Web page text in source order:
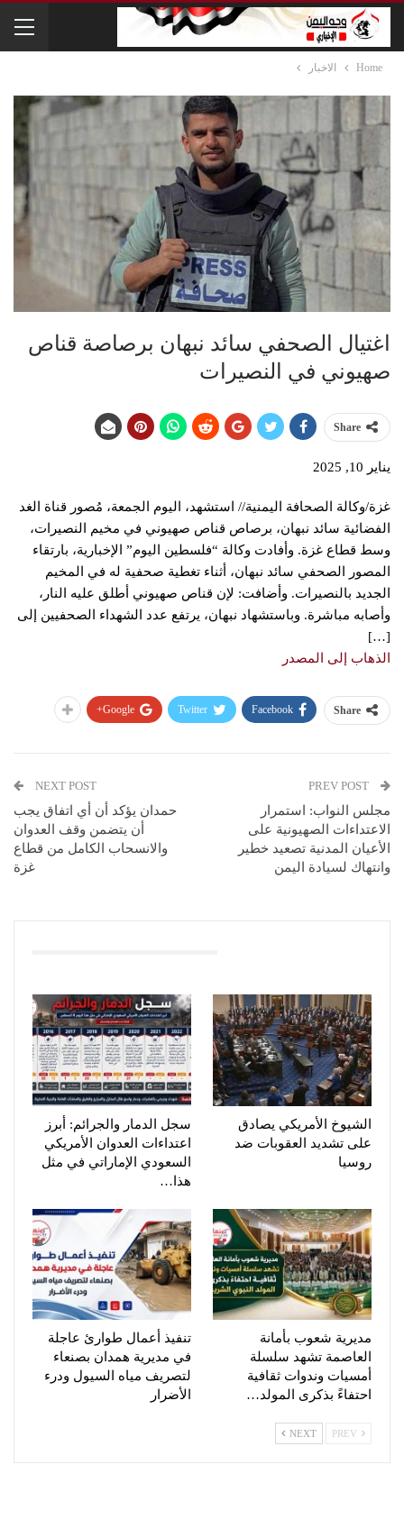
Home الاخبار
اغتيال الصحفي سائد نبهان برصاصة قناص
صهيوني في النصيرات
Share
يناير 10, 2025
غزة/وكالة الصحافة اليمنية// استشهد، اليوم الجمعة، مُصور قناة الغد
الفضائية سائد نبهان، برصاص قناص صهيوني في مخيم النصيرات،
وسط قطاع غزة. وأفادت وكالة “فلسطين اليوم” الإخبارية، بارتقاء
المصور الصحفي سائد نبهان، أثناء تغطية صحفية له في المخيم
الجديد بالنصيرات. وأضافت: لإن قناص صهيوني أطلق عليه النار،
وأصابه مباشرة. وباستشهاد نبهان، يرتفع عدد الشهداء الصحفيين إلى
[…]
الذهاب إلى المصدر
Share
Facebook
Twitter
Google+
مجلس النواب: استمرار
الاعتداءات الصهيونية على
الأعيان المدنية تصعيد خطير
وانتهاك لسيادة اليمن
NEXT POST
حمدان يؤكد أن أي اتفاق يجب
أن يتضمن وقف العدوان
والانسحاب الكامل من قطاع
غزة
الشيوخ الأمريكي يصادق
على تشديد العقوبات ضد
روسيا
سجل الدمار والجرائم: أبرز
اعتداءات العدوان الأمريكي
السعودي الإماراتي في مثل
هذا…
مديرية شعوب بأمانة
العاصمة تشهد سلسلة
أمسيات وندوات ثقافية
احتفاءً بذكرى المولد…
تنفيذ أعمال طوارئ عاجلة
في مديرية همدان بصنعاء
لتصريف مياه السيول ودرء
الأضرار
NEXT